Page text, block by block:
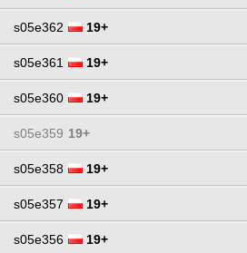
s05e362 19+
s05e361 19+
s05e360 19+
s05e359 19+
s05e358 19+
s05e357 19+
s05e356 19+